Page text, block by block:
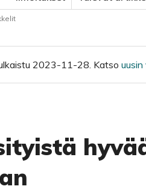
2023-11-28. Katso uusin